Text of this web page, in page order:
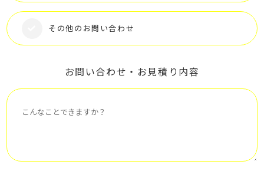
その他のお問い合わせ
お問い合わせ・お見積り内容